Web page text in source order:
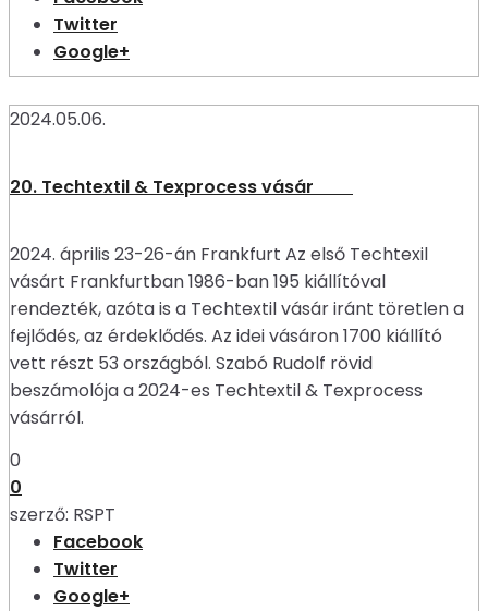
Twitter
Google+
2024.05.06.
20. Techtextil & Texprocess vásár
2024. április 23-26-án Frankfurt Az első Techtexil
vásárt Frankfurtban 1986-ban 195 kiállítóval
rendezték, azóta is a Techtextil vásár iránt töretlen a
fejlődés, az érdeklődés. Az idei vásáron 1700 kiállító
vett részt 53 országból. Szabó Rudolf rövid
beszámolója a 2024-es Techtextil & Texprocess
vásárról.
0
0
szerző: RSPT
Facebook
Twitter
Google+